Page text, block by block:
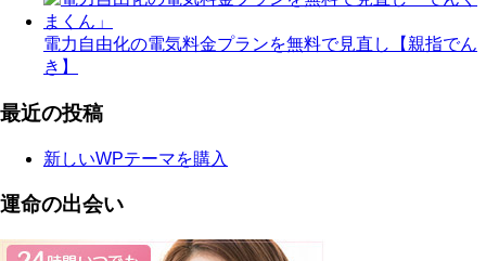
電力自由化の電気料金プランを無料で見直し【親指でん
き】
最近の投稿
新しいWPテーマを購入
運命の出会い